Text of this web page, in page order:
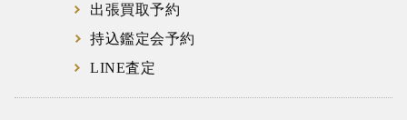
出張買取予約
持込鑑定会予約
LINE査定